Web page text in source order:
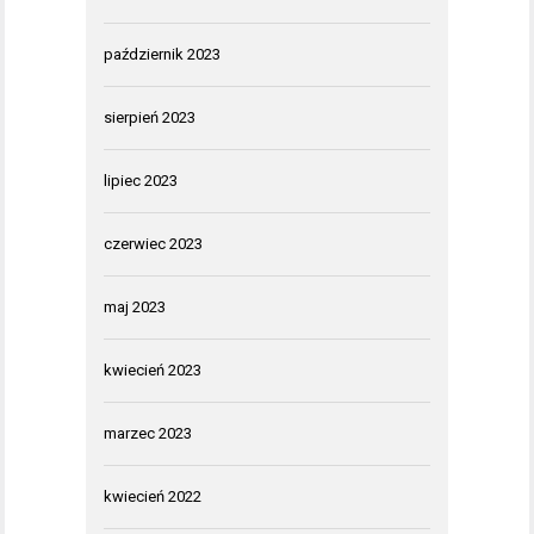
październik 2023
sierpień 2023
lipiec 2023
czerwiec 2023
maj 2023
kwiecień 2023
marzec 2023
kwiecień 2022